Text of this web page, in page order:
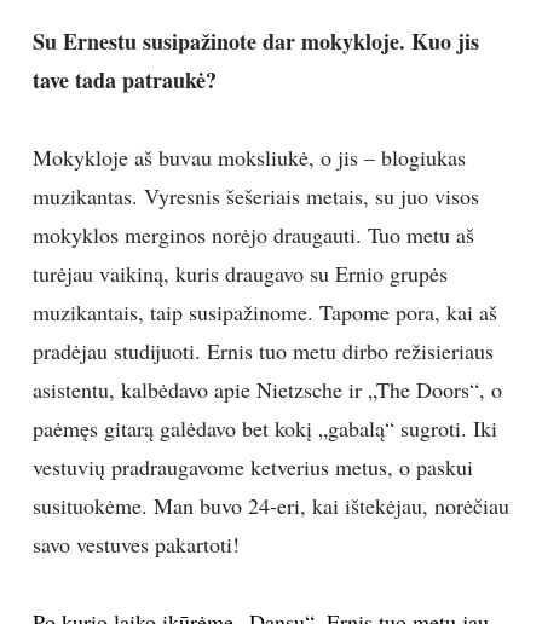
Su Ernestu susipažinote dar mokykloje. Kuo jis
tave tada patraukė?
Mokykloje aš buvau moksliukė, o jis – blogiukas
muzikantas. Vyresnis šešeriais metais, su juo visos
mokyklos merginos norėjo draugauti. Tuo metu aš
turėjau vaikiną, kuris draugavo su Ernio grupės
muzikantais, taip susipažinome. Tapome pora, kai aš
pradėjau studijuoti. Ernis tuo metu dirbo režisieriaus
asistentu, kalbėdavo apie Nietzsche ir „The Doors“, o
paėmęs gitarą galėdavo bet kokį „gabalą“ sugroti. Iki
vestuvių pradraugavome ketverius metus, o paskui
susituokėme. Man buvo 24-eri, kai ištekėjau, norėčiau
savo vestuves pakartoti!